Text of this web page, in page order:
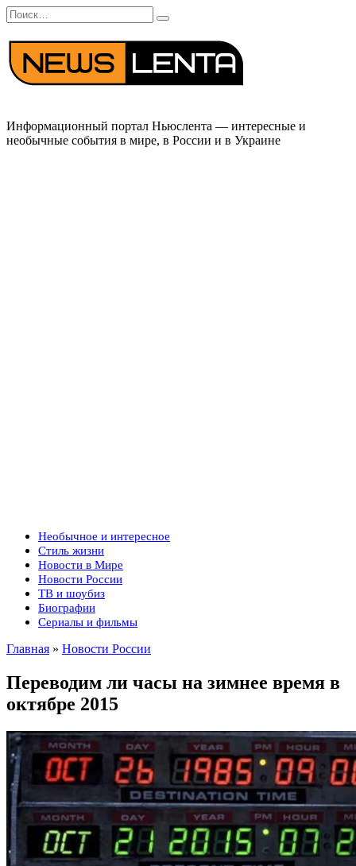
Перейти
к
содержанию
Search
for:
Информационный портал Ньюслента — интересные и
необычные события в мире, в России и в Украине
Необычное и интересное
Стиль жизни
Новости в Мире
Новости России
ТВ и шоубиз
Биографии
Сериалы и фильмы
Главная » Новости России
Переводим ли часы на зимнее время в
октябре 2015